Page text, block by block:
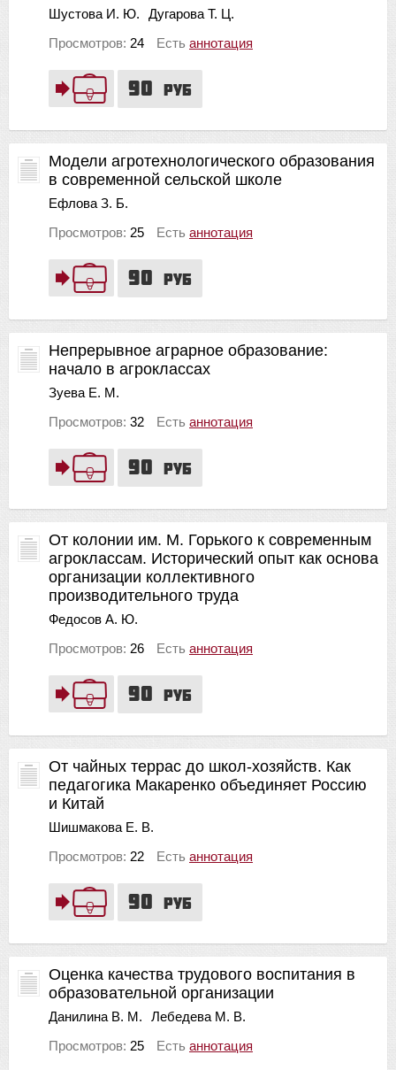
90 руб
Шустова И. Ю.
Дугарова Т. Ц.
Просмотров: 24 Есть аннотация
90 руб
Модели агротехнологического образования
в современной сельской школе
Ефлова З. Б.
Просмотров: 25 Есть аннотация
90 руб
Непрерывное аграрное образование:
начало в агроклассах
Зуева Е. М.
Просмотров: 32 Есть аннотация
90 руб
От колонии им. М. Горького к современным
агроклассам. Исторический опыт как основа
организации коллективного
производительного труда
Федосов А. Ю.
Просмотров: 26 Есть аннотация
90 руб
От чайных террас до школ-хозяйств. Как
педагогика Макаренко объединяет Россию
и Китай
Шишмакова Е. В.
Просмотров: 22 Есть аннотация
Оценка качества трудового воспитания в
образовательной организации
Данилина В. М.
Лебедева М. В.
Просмотров: 25 Есть аннотация